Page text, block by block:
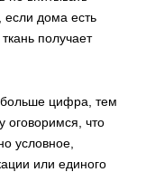
если дома есть
получает
цифра, тем
оговоримся, что
условное,
или единого